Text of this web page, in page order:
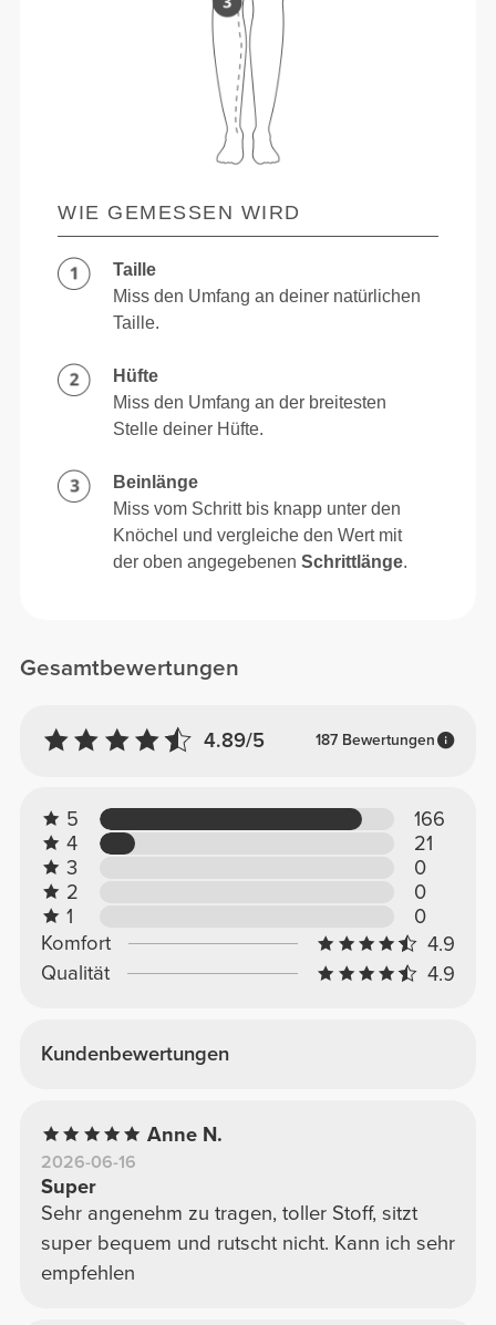
Gesamtbewertungen
4.89/5 187 Bewertungen
5
166
4
21
3
0
2
0
1
0
Komfort
4.9
Qualität
4.9
Kundenbewertungen
Anne N.
2026-06-16
Super
Sehr angenehm zu tragen, toller Stoff, sitzt
super bequem und rutscht nicht. Kann ich sehr
empfehlen
WIE GEMESSEN WIRD
Taille
Miss den Umfang an deiner natürlichen
Taille.
Hüfte
Miss den Umfang an der breitesten
Stelle deiner Hüfte.
Beinlänge
Miss vom Schritt bis knapp unter den
Knöchel und vergleiche den Wert mit
der oben angegebenenSchrittlänge.